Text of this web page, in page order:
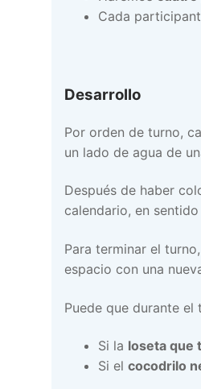
Cada
Desarrollo
Por orden de turno,
un lado de agua de
Después de haber
calendario, en
Para terminar el turno,
espacio con una
Puede que durante el
Si la loseta que
Si el cocodrilo